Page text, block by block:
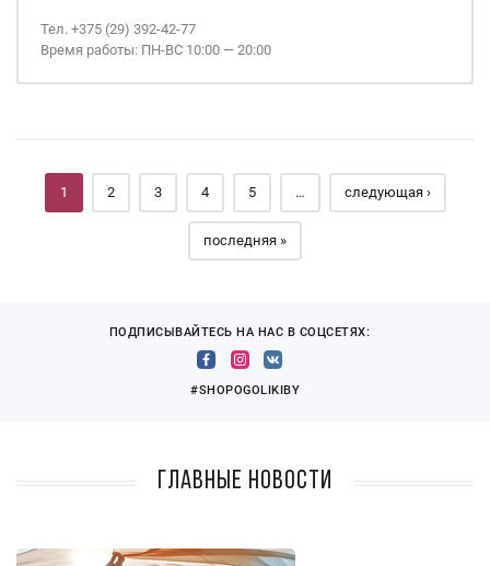
Тел. +375 (29) 392-42-77
Время работы: ПН-ВС 10:00 — 20:00
Страницы
1 2 3 4 5 … следующая ›
последняя »
ПОДПИСЫВАЙТЕСЬ НА НАС В СОЦСЕТЯХ:
#SHOPOGOLIKIBY
Главные новости